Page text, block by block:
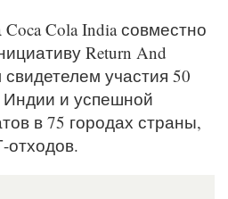
Cola India совместно
Return And
свидетелем участия 50
Индии и успешной
в 75 городах страны,
отходов.